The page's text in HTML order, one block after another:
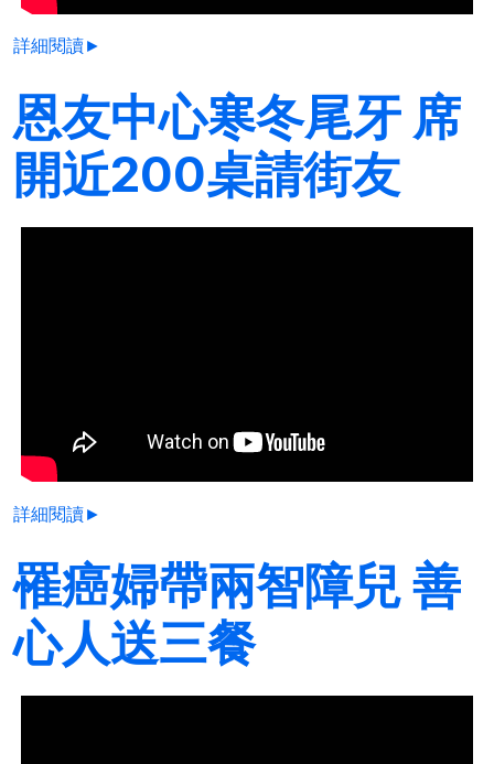
詳細閱讀►
恩友中心寒冬尾牙 席
開近200桌請街友
詳細閱讀►
罹癌婦帶兩智障兒 善
心人送三餐